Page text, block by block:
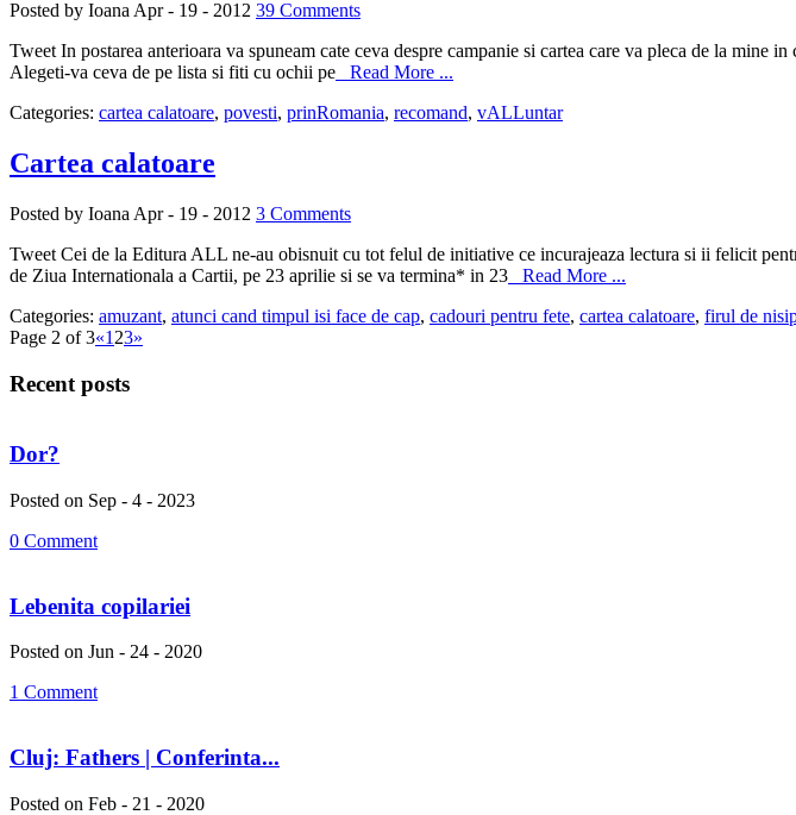
Posted by Ioana Apr - 19 - 2012 39 Comments
Tweet In postarea anterioara va spuneam cate ceva despre campanie si cartea care va pleca de la
Alegeti-va ceva de pe lista si fiti cu ochii pe Read More ...
Categories: cartea calatoare, povesti, prinRomania, recomand, vALLuntar
Cartea calatoare
Posted by Ioana Apr - 19 - 2012 3 Comments
Tweet Cei de la Editura ALL ne-au obisnuit cu tot felul de initiative ce incurajeaza lectura si ii felicit
de Ziua Internationala a Cartii, pe 23 aprilie si se va termina* in 23 Read More ...
Categories: amuzant, atunci cand timpul isi face de cap, cadouri pentru fete, cartea calatoare, firul de
Page 2 of 3«1 23»
Recent posts
Dor?
Posted on Sep - 4 - 2023
0 Comment
Lebenita copilariei
Posted on Jun - 24 - 2020
1 Comment
Cluj: Fathers | Conferinta...
Posted on Feb - 21 - 2020